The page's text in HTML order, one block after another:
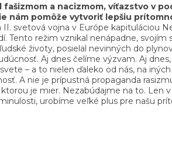
a nacizmom, víťazstvo v
nám pomôže vytvoriť lepšiu
II. svetová vojna v Európe kapituláciou
Tento režim vznikal nenápadne,
životy, posielal nevinných do
Aj dnes čelíme výzvam. Aj
– a to nielen ďaleko od nás, na
A nie je prípustná propaganda
je mier. Nezabúdajme na to.
urobíme veľké plus pre našu